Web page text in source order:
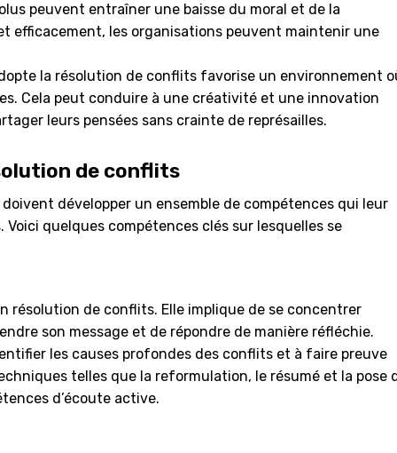
peuvent entraîner une baisse du moral et de la
efficacement, les organisations peuvent maintenir une
la résolution de conflits favorise un environnement
Cela peut conduire à une créativité et une innovation
leurs pensées sans crainte de représailles.
de conflits
développer un ensemble de compétences qui leur
quelques compétences clés sur lesquelles se
résolution de conflits. Elle implique de se concentrer
son message et de répondre de manière réfléchie.
les causes profondes des conflits et à faire preuve
telles que la reformulation, le résumé et la pose
d’écoute active.